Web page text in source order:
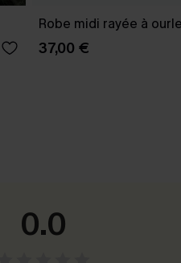
Robe midi rayée à
37,00 €
0.0